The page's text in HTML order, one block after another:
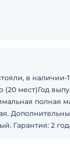
в наличии-
мест)Год
полная
Гарантия: 2